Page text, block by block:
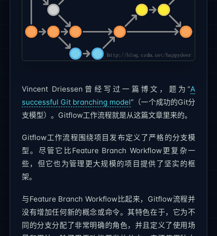
Vincent Driessen曾经写过一篇博文，题为“A
successful Git branching model”（一个成功的Git分
支模型）。Gitflow工作流程就是从这篇文章里来的。
Gitflow工作流程围绕项目发布定义了严格的分支模
型。尽管它比Feature Branch Workflow更复杂一
些，但它也为管理更大规模的项目提供了坚实的框
架。
与Feature Branch Workflow比起来，Gitflow流程并
没有增加任何新的概念或命令。其特色在于，它为不
同的分支分配了非常明确的角色，并且定义了使用场